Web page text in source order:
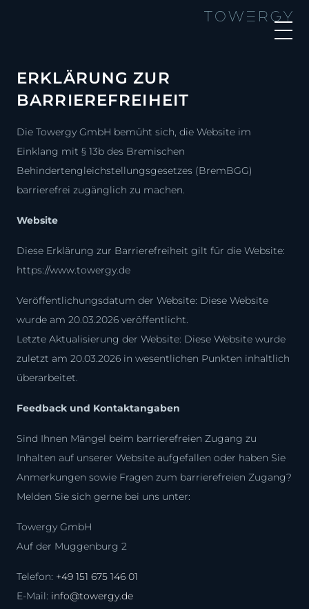
ERKLÄRUNG ZUR
BARRIEREFREIHEIT
Die Towergy GmbH bemüht sich, die Website im
Einklang mit § 13b des Bremischen
Behindertengleichstellungsgesetzes (BremBGG)
barrierefrei zugänglich zu machen.
Website
Diese Erklärung zur Barrierefreiheit gilt für die Website:
https://www.towergy.de
Veröffentlichungsdatum der Website: Diese Website
wurde am 20.03.2026 veröffentlicht.
Letzte Aktualisierung der Website: Diese Website wurde
zuletzt am 20.03.2026 in wesentlichen Punkten inhaltlich
überarbeitet.
Feedback und Kontaktangaben
Sind Ihnen Mängel beim barrierefreien Zugang zu
Inhalten auf unserer Website aufgefallen oder haben Sie
Anmerkungen sowie Fragen zum barrierefreien Zugang?
Melden Sie sich gerne bei uns unter:
Towergy GmbH
Auf der Muggenburg 2
Telefon: +49 151 675 146 01
E-Mail: info@towergy.de